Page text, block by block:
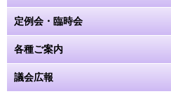
定例会・臨時会
各種ご案内
議会広報